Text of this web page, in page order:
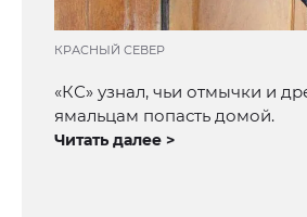
КРАСНЫЙ СЕВЕР
«КС» узнал, чьи отмычки и
ямальцам попасть домой.
Читать далее >